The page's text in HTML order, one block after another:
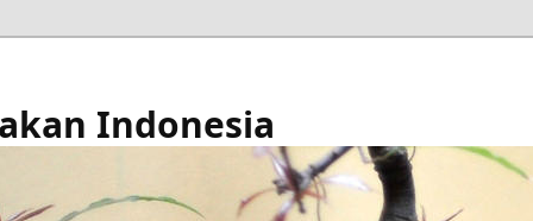
Indonesia